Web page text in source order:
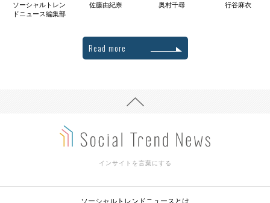
ソーシャルトレン
ドニュース編集部
佐藤由紀奈 奥村千尋 行谷麻衣
Read more
インサイトを言葉にする
ソーシャルトレンドニュースとは